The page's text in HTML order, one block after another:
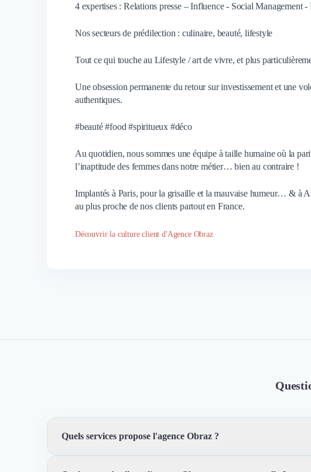
4 expertises : Relations presse – Influence - Social Management -
Nos secteurs de prédilection : culinaire, beauté, lifestyle
Tout ce qui touche au Lifestyle / art de vivre, et plus
Une obsession permanente du retour sur investissement et une
authentiques.
#beauté #food #spiritueux #déco
Au quotidien, nous sommes une équipe à taille humaine où la
l’inaptitude des femmes dans notre métier… bien au contraire !
Implantés à Paris, pour la grisaille et la mauvaise humeur… & à
au plus proche de nos clients partout en France.
Découvrir la culture client d'Agence Obraz
Quels services propose l'agence Obraz ?